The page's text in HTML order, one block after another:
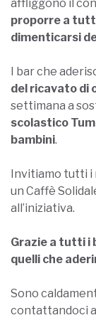
affliggono il
proporre a
dimenticarsi
I bar che
del ricavato di
settimana a
scolastico
bambini.
Invitiamo tutti
un Caffè
all’iniziativa.
Grazie a tutti i
quelli che
Sono
contattandoci